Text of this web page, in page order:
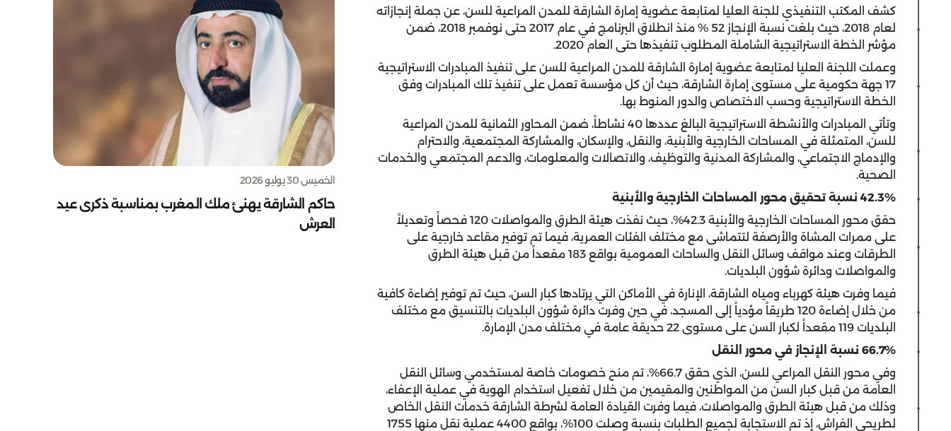
كشف المكتب التنفيذي للجنة العليا لمتابعة عضوية إمارة الشارقة للمدن المراعية للسن، عن جملة إنجازاته
لعام 2018، حيث بلغت نسبة الإنجاز 52 % منذ انطلاق البرنامج في عام 2017 حتى نوفمبر 2018، ضمن
مؤشر الخطة الاستراتيجية الشاملة المطلوب تنفيذها حتى العام 2020.
وعملت اللجنة العليا لمتابعة عضوية إمارة الشارقة للمدن المراعية للسن على تنفيذ المبادرات الاستراتيجية
17 جهة حكومية على مستوى إمارة الشارقة، حيث أن كل مؤسسة تعمل على تنفيذ تلك المبادرات وفق
الخطة الاستراتيجية وحسب الاختصاص والدور المنوط بها.
وتأتي المبادرات والأنشطة الاستراتيجية البالغ عددها 40 نشاطاً، ضمن المحاور الثمانية للمدن المراعية
للسن، المتمثلة في المساحات الخارجية والأبنية، والنقل، والإسكان، والمشاركة المجتمعية، والاحترام
والإدماج الاجتماعي، والمشاركة المدنية والتوظيف، والاتصالات والمعلومات، والدعم المجتمعي والخدمات
الصحية.
42.3% نسبة تحقيق محور
المساحات الخارجية والأبنية
حقق محور المساحات الخارجية والأبنية 42.3%، حيث نفذت هيئة الطرق والمواصلات 120 فحصاً وتعديلاً
على ممرات المشاة والأرصفة لتتماشى مع مختلف الفئات العمرية، فيما تم توفير مقاعد خارجية على
الطرقات وعند مواقف وسائل النقل والساحات العمومية بواقع 183 مقعداً من قبل هيئة الطرق
والمواصلات ودائرة شؤون البلديات.
فيما وفرت هيئة كهرباء ومياه الشارقة، الإنارة في الأماكن التي يرتادها كبار السن، حيث تم توفير إضاءة كافية
من خلال إضاءة 120 طريقاً مؤدياً إلى المسجد، في حين وفرت دائرة شؤون البلديات بالتنسيق مع مختلف
البلديات 119 مقعداً لكبار السن على مستوى 22 حديقة عامة في مختلف مدن الإمارة.
66.7% نسبة الإنجاز في محور النقل
وفي محور النقل المراعي للسن، الذي حقق 66.7%، تم منح خصومات خاصة لمستخدمي وسائل النقل
العامة من قبل كبار السن من المواطنين والمقيمين من خلال تفعيل استخدام الهوية في عملية الإعفاء،
وذلك من قبل هيئة الطرق والمواصلات، فيما وفرت القيادة العامة لشرطة الشارقة خدمات النقل الخاص
لطريحي الفراش، إذ تم الاستجابة لجميع الطلبات بنسبة وصلت 100%، بواقع 4400 عملية نقل منها 1755
الخميس 30 يوليو 2026
حاكم الشارقة يهنئ ملك المغرب بمناسبة ذكرى عيد
العرش